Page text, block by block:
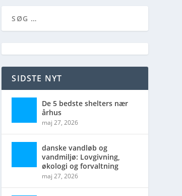
SIDSTE NYT
De 5 bedste shelters nær
århus
maj 27, 2026
danske vandløb og
vandmiljø: Lovgivning,
økologi og forvaltning
maj 27, 2026